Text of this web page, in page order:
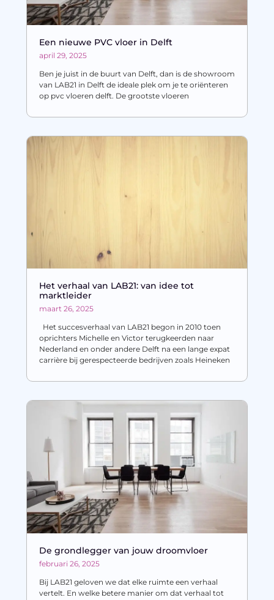
Een nieuwe PVC vloer in Delft
april 29, 2025
Ben je juist in de buurt van Delft, dan is de showroom
van LAB21 in Delft de ideale plek om je te oriënteren
op pvc vloeren delft. De grootste vloeren
Het verhaal van LAB21: van idee tot
marktleider
maart 26, 2025
Het succesverhaal van LAB21 begon in 2010 toen
oprichters Michelle en Victor terugkeerden naar
Nederland en onder andere Delft na een lange expat
carrière bij gerespecteerde bedrijven zoals Heineken
De grondlegger van jouw droomvloer
februari 26, 2025
Bij LAB21 geloven we dat elke ruimte een verhaal
vertelt. En welke betere manier om dat verhaal tot